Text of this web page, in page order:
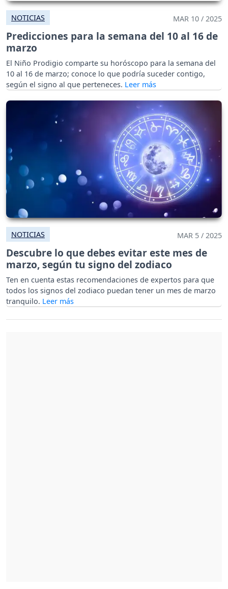
NOTICIAS MAR 10 / 2025
Predicciones para la semana del 10 al 16 de
marzo
El Niño Prodigio comparte su horóscopo para la semana del
10 al 16 de marzo; conoce lo que podría suceder contigo,
según el signo al que perteneces.
NOTICIAS MAR 5 / 2025
Descubre lo que debes evitar este mes de
marzo, según tu signo del zodiaco
Ten en cuenta estas recomendaciones de expertos para que
todos los signos del zodiaco puedan tener un mes de marzo
tranquilo.